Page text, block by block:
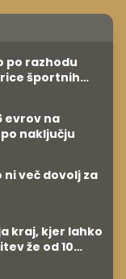
po razhodu
športnih
evrov na
naključju
več dovolj za
kraj, kjer lahko
že od 10